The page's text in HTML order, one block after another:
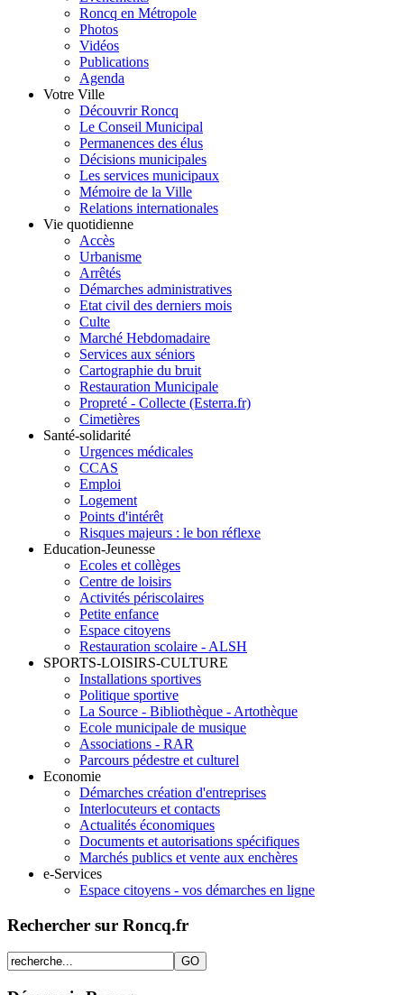
Roncq en Métropole
Photos
Vidéos
Publications
Agenda
Votre Ville
Découvrir Roncq
Le Conseil Municipal
Permanences des élus
Décisions municipales
Les services municipaux
Mémoire de la Ville
Relations internationales
Vie quotidienne
Accès
Urbanisme
Arrêtés
Démarches administratives
Etat civil des derniers mois
Culte
Marché Hebdomadaire
Services aux séniors
Cartographie du bruit
Restauration Municipale
Propreté - Collecte (Esterra.fr)
Cimetières
Santé-solidarité
Urgences médicales
CCAS
Emploi
Logement
Points d'intérêt
Risques majeurs : le bon réflexe
Education-Jeunesse
Ecoles et collèges
Centre de loisirs
Activités périscolaires
Petite enfance
Espace citoyens
Restauration scolaire - ALSH
SPORTS-LOISIRS-CULTURE
Installations sportives
Politique sportive
La Source - Bibliothèque - Artothèque
Ecole municipale de musique
Associations - RAR
Parcours pédestre et culturel
Economie
Démarches création d'entreprises
Interlocuteurs et contacts
Actualités économiques
Documents et autorisations spécifiques
Marchés publics et vente aux enchères
e-Services
Espace citoyens - vos démarches en ligne
Rechercher sur Roncq.fr